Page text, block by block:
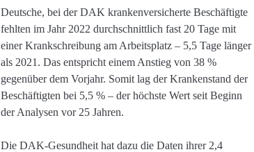
Deutsche, bei der DAK krankenversicherte Beschäftigte
fehlten im Jahr 2022 durchschnittlich fast 20 Tage mit
einer Krankschreibung am Arbeitsplatz – 5,5 Tage länger
als 2021. Das entspricht einem Anstieg von 38 %
gegenüber dem Vorjahr. Somit lag der Krankenstand der
Beschäftigten bei 5,5 % – der höchste Wert seit Beginn
der Analysen vor 25 Jahren.
Die DAK-Gesundheit hat dazu die Daten ihrer 2,4